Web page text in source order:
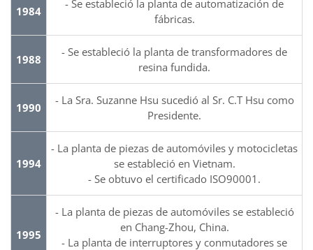
1984
- Se estableció la planta de automatización de
fábricas.
1988
- Se estableció la planta de transformadores de
resina fundida.
1990
- La Sra. Suzanne Hsu sucedió al Sr. C.T Hsu como
Presidente.
1994
- La planta de piezas de automóviles y motocicletas
se estableció en Vietnam.
- Se obtuvo el certificado ISO90001.
1995
- La planta de piezas de automóviles se estableció
en Chang-Zhou, China.
- La planta de interruptores y conmutadores se